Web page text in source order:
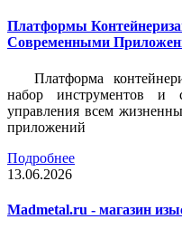
Платформы
Современными
Платформа
набор инструментов и
управления всем
приложений
Подробнее
13.06.2026
Madmetal.ru - магазин